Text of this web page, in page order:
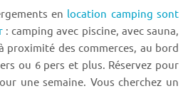
en location camping sont
: camping avec piscine, avec sauna,
proximité des commerces, au bord
ou 6 pers et plus. Réservez pour
une semaine. Vous cherchez un